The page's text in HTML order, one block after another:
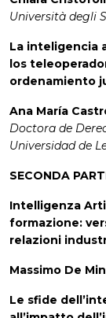
Università degli
La inteligencia
los
ordenamiento
Ana María
Doctora de
Universidad de
SECONDA
Intelligenza
formazione:
relazioni
Massimo De
Le sfide